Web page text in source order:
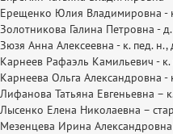
Ерещенко Юлия Владимировна -
Золотникова Галина Петровна -
Зюзя Анна Алексеевна - к. пед. н.,
Карнеев Рафаэль Камильевич -
Карнеева Ольга Александровна -
Лифанова Татьяна Евгеньевна –
Лысенко Елена Николаевна –
Мезенцева Ирина